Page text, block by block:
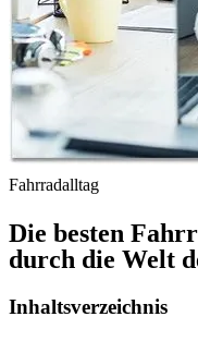
Fahrradalltag
Die besten
durch die Welt
Inhaltsverzeichnis